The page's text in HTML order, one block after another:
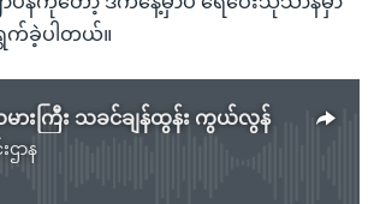
ရွက်ခဲ့ပါတယ်။
မားကြီး သခင်ချန်ထွန်း ကွယ်လွန်
ာန
source currently available